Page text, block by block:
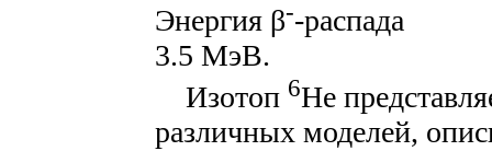
Энергия β--распада
3.5 МэВ.
Изотоп 6He
различных моделей,